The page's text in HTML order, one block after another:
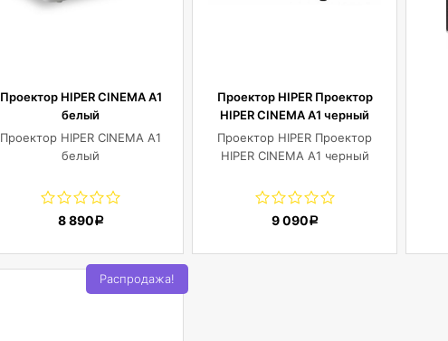
Проектор HIPER CINEMA A1
белый
Проектор HIPER CINEMA A1
белый
8 890 Р
Проектор HIPER Проектор
HIPER CINEMA A1 черный
Проектор HIPER Проектор
HIPER CINEMA A1 черный
9 090 Р
Распродажа!